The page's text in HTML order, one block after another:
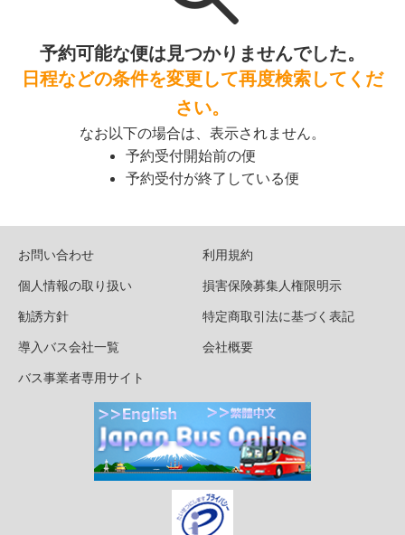
予約可能な便は見つかりませんでした。
日程などの条件を変更して再度検索してくだ
さい。
なお以下の場合は、表示されません。
予約受付開始前の便
予約受付が終了している便
お問い合わせ
利用規約
個人情報の取り扱い
損害保険募集人権限明示
勧誘方針
特定商取引法に基づく表記
導入バス会社一覧
会社概要
バス事業者専用サイト